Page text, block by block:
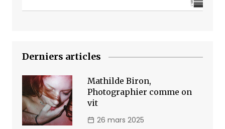
Derniers articles
Mathilde Biron,
Photographier comme on
vit
26 mars 2025